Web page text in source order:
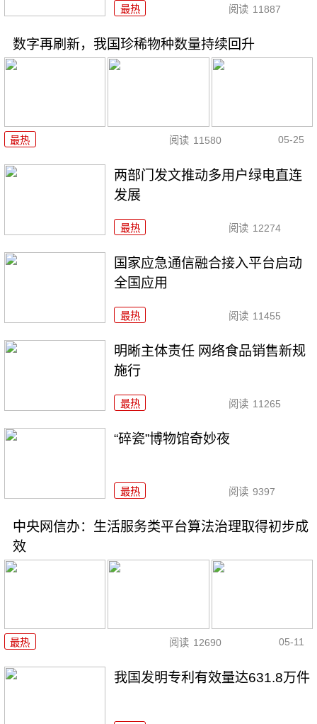
最热 阅读 11887
数字再刷新，我国珍稀物种数量持续回升
最热 阅读 11580 05-25
两部门发文推动多用户绿电直连
发展
最热 阅读 12274
国家应急通信融合接入平台启动
全国应用
最热 阅读 11455
明晰主体责任 网络食品销售新规
施行
最热 阅读 11265
“碎瓷”博物馆奇妙夜
最热 阅读 9397
中央网信办：生活服务类平台算法治理取得初步成
效
最热 阅读 12690 05-11
我国发明专利有效量达631.8万件